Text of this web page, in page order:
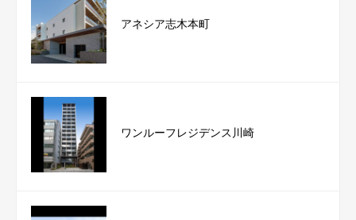
アネシア志木本町
ワンルーフレジデンス川崎